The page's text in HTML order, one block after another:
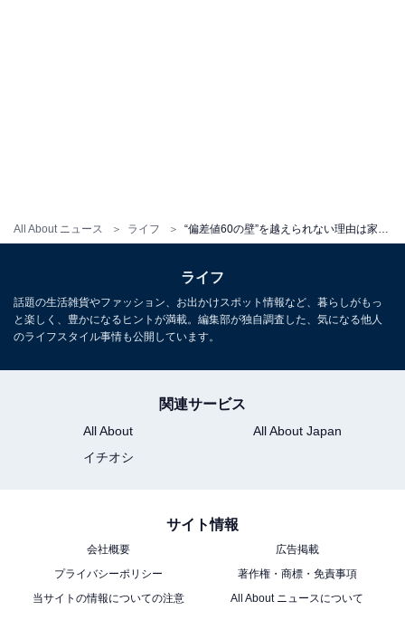
All About ニュース ライフ
の力の強さだけが偏差値に比例しているわけではありま
け算の結果としてあらわれてきます。
これはつまり、親の関わり方によって精神面が育てば、
・偏差値の高さは、精神面の成熟度と深く関わっている
渡していけば心の成長につながる
次ページ
偏差値を上げるために、親が今日
から「絶対にやめるべきこと」
ライフ
話題の生活雑貨やファッション、お出かけスポット情報など、暮らしがもっ
と楽しく、豊かになるヒントが満載。編集部が独自調査した、気になる他人
のライフスタイル事情も公開しています。
関連サービス
All About
All About Japan
イチオシ
サイト情報
会社概要
広告掲載
プライバシーポリシー
著作権・商標・免責事項
当サイトの情報についての注意
All About ニュースについて